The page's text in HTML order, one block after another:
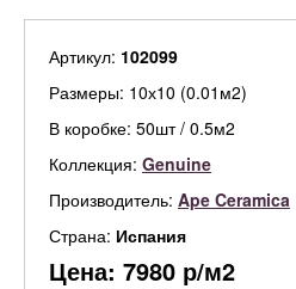
Артикул: 102099
Размеры: 10х10 (0.01м2)
В коробке: 50шт / 0.5м2
Коллекция: Genuine
Производитель: Ape Ceramica
Страна: Испания
Цена: 7980 р/м2